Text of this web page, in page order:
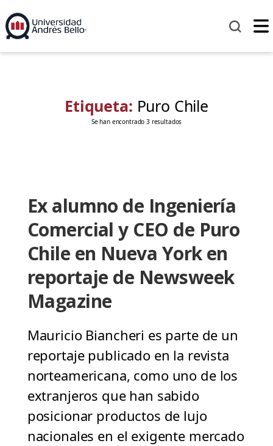
Etiqueta: Puro Chile
Se han encontrado 3 resultados
Ex alumno de Ingeniería
Comercial y CEO de Puro
Chile en Nueva York en
reportaje de Newsweek
Magazine
Mauricio Biancheri es parte de un
reportaje publicado en la revista
norteamericana, como uno de los
extranjeros que han sabido
posicionar productos de lujo
nacionales en el exigente mercado